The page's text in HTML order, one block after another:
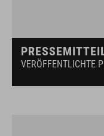
VERÖFFENTLICHTE